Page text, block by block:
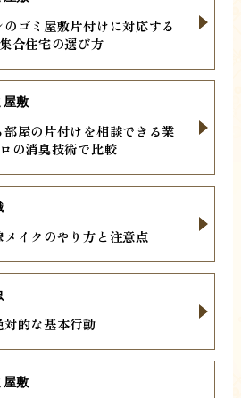
ゴミ屋敷片付けに対応する
合住宅の選び方
屋の片付けを相談できる業
の消臭技術で比較
屋敷
イクのやり方と注意点
的な基本行動
屋敷